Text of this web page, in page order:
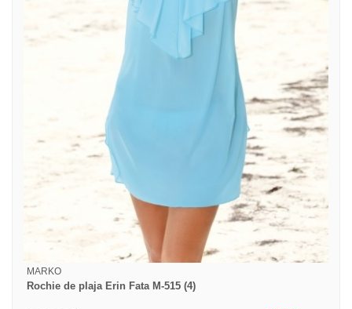
MARKO
Rochie de plaja Erin Fata M-515 (4)